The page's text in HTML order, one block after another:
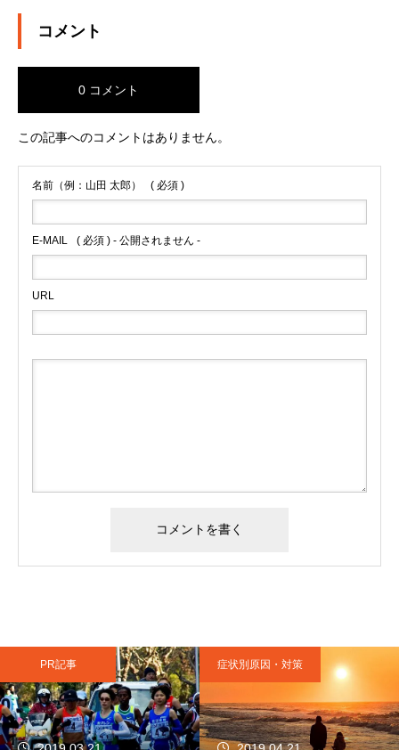
コメント
0 コメント
この記事へのコメントはありません。
名前（例：山田 太郎） ( 必須 )
E-MAIL ( 必須 ) - 公開されません -
URL
PR記事 症状別原因・対策